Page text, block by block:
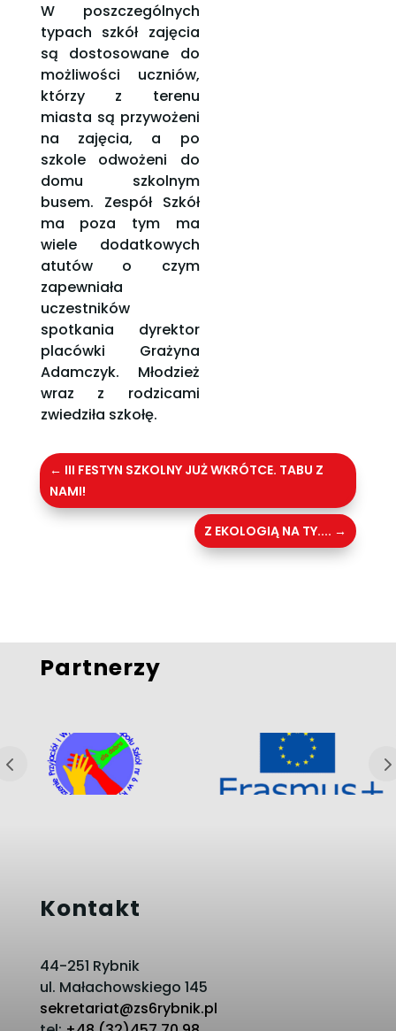
W poszczególnych
typach szkół zajęcia
są dostosowane do
możliwości uczniów,
którzy z terenu
miasta są przywożeni
na zajęcia, a po
szkole odwożeni do
domu szkolnym
busem. Zespół Szkół
ma poza tym ma
wiele dodatkowych
atutów o czym
zapewniała
uczestników
spotkania dyrektor
placówki Grażyna
Adamczyk. Młodzież
wraz z rodzicami
zwiedziła szkołę.
← III FESTYN SZKOLNY JUŻ WKRÓTCE. TABU Z
NAMI!
Z EKOLOGIĄ NA TY.... →
Partnerzy
Kontakt
44-251 Rybnik
ul. Małachowskiego 145
sekretariat@zs6rybnik.pl